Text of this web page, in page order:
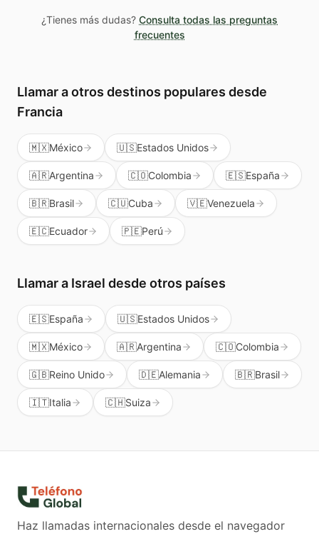
mientras tengas la cuenta activa. Puedes
usarlos cuando los necesites sin presión.
¿Tienes más dudas? Consulta todas las preguntas
frecuentes
Llamar a otros destinos populares desde
Francia
🇲🇽México 🇺🇸Estados Unidos
🇦🇷Argentina 🇨🇴Colombia 🇪🇸España
🇧🇷Brasil 🇨🇺Cuba 🇻🇪Venezuela
🇪🇨Ecuador 🇵🇪Perú
Llamar a Israel desde otros países
🇪🇸España 🇺🇸Estados Unidos
🇲🇽México 🇦🇷Argentina 🇨🇴Colombia
🇬🇧Reino Unido 🇩🇪Alemania 🇧🇷Brasil
🇮🇹Italia 🇨🇭Suiza
Haz llamadas internacionales desde el navegador